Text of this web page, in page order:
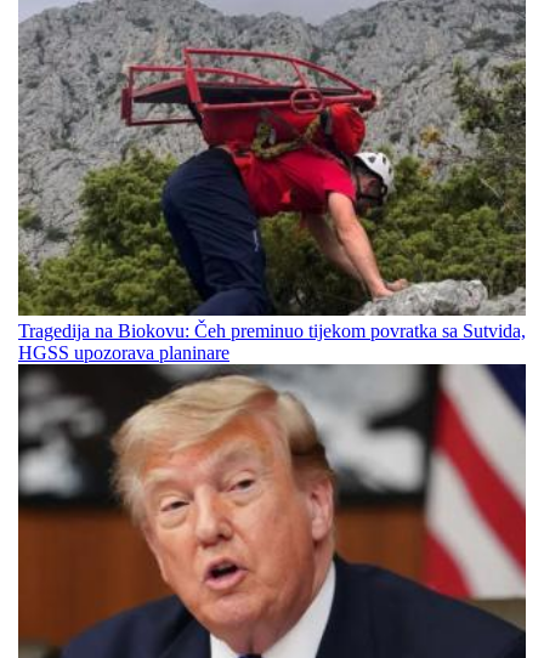
Tragedija na Biokovu: Čeh preminuo tijekom povratka sa Sutvida,
HGSS upozorava planinare